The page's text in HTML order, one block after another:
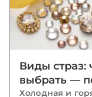
Виды страз:
выбрать —
Холодная и